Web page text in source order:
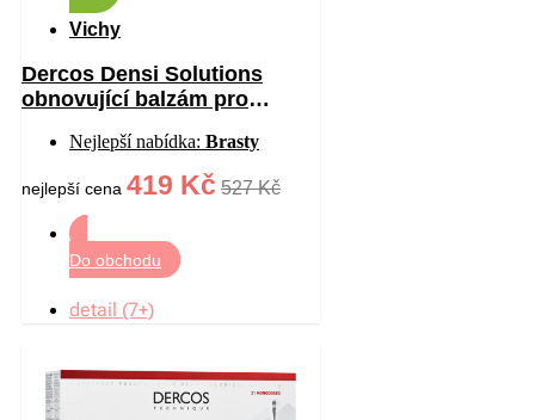
Vichy
Dercos Densi Solutions
obnovující balzám pro
Nejlepší nabídka: Brasty
nejlepší cena 419 Kč 527 Kč
Do obchodu
detail (7+)